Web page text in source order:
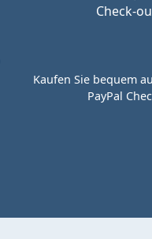
Kaufen Sie bequem
PayPal